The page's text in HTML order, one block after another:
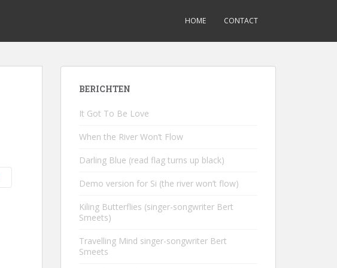
HOME CONTACT
BERICHTEN
It Got To Be Love
When the River Won’t Flow
Darling Blue (read flag turns up black)
Demo version for Si (the river won’t flow)
Kiling Butterflies (singer-songwriter Bert
Smeets)
Travelling Mind singer-songwriter Bert
Smeets